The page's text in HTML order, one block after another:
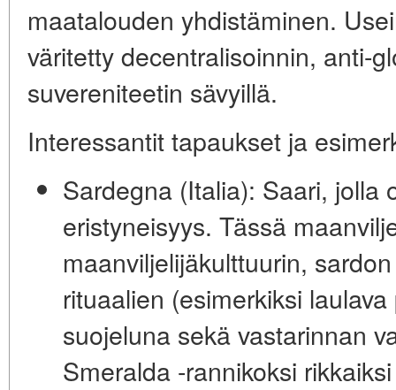
maatalouden yhdistäminen.
väritetty decentralisoinnin, anti-
suvereniteetin sävyillä.
Interessantit tapaukset ja
Sardegna (Italia): Saari, jolla
eristyneisyys. Tässä
maanviljelijäkulttuurin,
rituaalien (esimerkiksi
suojeluna sekä vastarinnan
Smeralda -rannikoksi